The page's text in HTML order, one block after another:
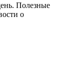
Полезные
о